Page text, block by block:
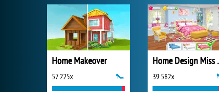
Home Makeover
57 225x
Home
39 582x